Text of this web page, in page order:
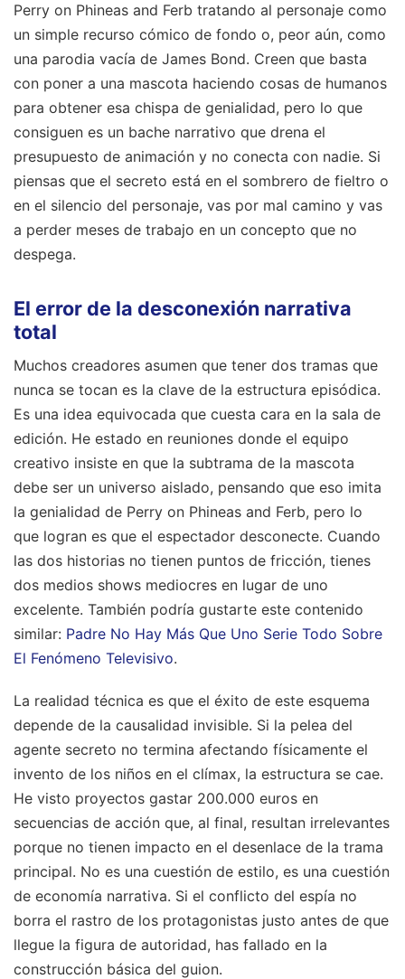
Perry on Phineas and Ferb tratando al personaje como
un simple recurso cómico de fondo o, peor aún, como
una parodia vacía de James Bond. Creen que basta
con poner a una mascota haciendo cosas de humanos
para obtener esa chispa de genialidad, pero lo que
consiguen es un bache narrativo que drena el
presupuesto de animación y no conecta con nadie. Si
piensas que el secreto está en el sombrero de fieltro o
en el silencio del personaje, vas por mal camino y vas
a perder meses de trabajo en un concepto que no
despega.
El error de la desconexión narrativa
total
Muchos creadores asumen que tener dos tramas que
nunca se tocan es la clave de la estructura episódica.
Es una idea equivocada que cuesta cara en la sala de
edición. He estado en reuniones donde el equipo
creativo insiste en que la subtrama de la mascota
debe ser un universo aislado, pensando que eso imita
la genialidad de Perry on Phineas and Ferb, pero lo
que logran es que el espectador desconecte. Cuando
las dos historias no tienen puntos de fricción, tienes
dos medios shows mediocres en lugar de uno
excelente. También podría gustarte este contenido
similar: Padre No Hay Más Que Uno Serie Todo Sobre
El Fenómeno Televisivo.
La realidad técnica es que el éxito de este esquema
depende de la causalidad invisible. Si la pelea del
agente secreto no termina afectando físicamente el
invento de los niños en el clímax, la estructura se cae.
He visto proyectos gastar 200.000 euros en
secuencias de acción que, al final, resultan irrelevantes
porque no tienen impacto en el desenlace de la trama
principal. No es una cuestión de estilo, es una cuestión
de economía narrativa. Si el conflicto del espía no
borra el rastro de los protagonistas justo antes de que
llegue la figura de autoridad, has fallado en la
construcción básica del guion.